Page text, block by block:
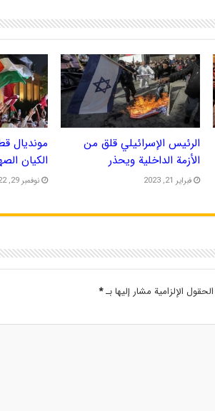
الرئيس الإسرائيلي قلق من
الأزمة الداخلية ويحذر
فبراير 21, 2023
الكيان
نوفمبر 29, 2022
الحقول الإلزامية مشار إليها بـ*